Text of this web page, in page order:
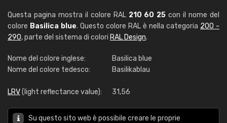
Questa pagina mostra il colore RAL 210 60 25 con il nome del
colore Basilica blue. Questo colore RAL è nella categoria 200 -
290, parte del sistema di colori RAL Design.
Nome del colore inglese:
Basilica blue
Nome del colore tedesco:
Basilikablau
LRV(light reflectance value): 31,56
Su questo sito web è possibile creare le proprie